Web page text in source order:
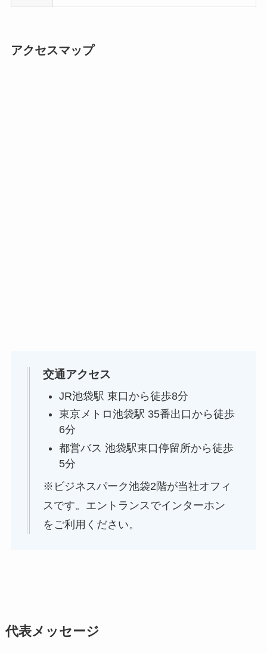
アクセスマップ
交通アクセス
JR池袋駅 東口から徒歩8分
東京メトロ池袋駅 35番出口から徒歩
6分
都営バス 池袋駅東口停留所から徒歩
5分
※ビジネスパーク池袋2階が当社オフィ
スです。エントランスでインターホン
をご利用ください。
代表メッセージ